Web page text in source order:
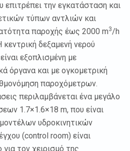
την εγκατάσταση και
τύπων αντλιών και
παροχής έως 2000 m3/h
δεξαμενή νερού
είναι εξοπλισμένη με
όργανα και με ογκομετρική
παροχόμετρων.
περιλαμβάνεται ένα μεγάλο
1.7×1.6×18 m, που είναι
υδροκινητικών
(control room) είναι
τον χειρισμό της